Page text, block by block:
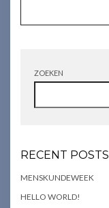
ZOEKEN
RECENT POSTS
MENSKUNDEWEEK
HELLO WORLD!